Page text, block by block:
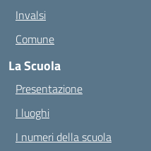
Invalsi
Comune
La Scuola
Presentazione
I luoghi
I numeri della scuola